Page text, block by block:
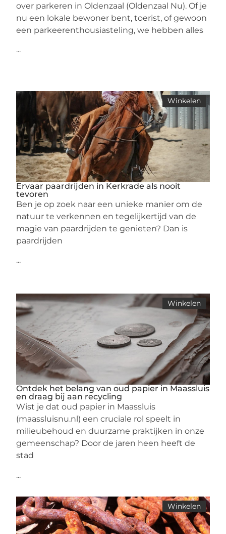
over parkeren in Oldenzaal (Oldenzaal Nu). Of je
nu een lokale bewoner bent, toerist, of gewoon
een parkeerenthousiasteling, we hebben alles
...
Winkelen
Ervaar paardrijden in Kerkrade als nooit
tevoren
Ben je op zoek naar een unieke manier om de
natuur te verkennen en tegelijkertijd van de
magie van paardrijden te genieten? Dan is
paardrijden
...
Winkelen
Ontdek het belang van oud papier in Maassluis
en draag bij aan recycling
Wist je dat oud papier in Maassluis
(maassluisnu.nl) een cruciale rol speelt in
milieubehoud en duurzame praktijken in onze
gemeenschap? Door de jaren heen heeft de
stad
...
Winkelen